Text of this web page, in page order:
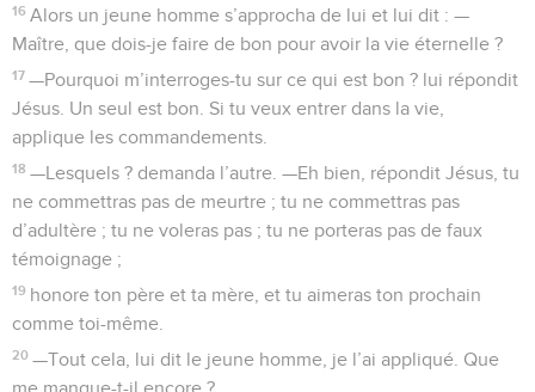
16 Alors un jeune homme s’approcha de lui et lui dit : —
Maître, que dois-je faire de bon pour avoir la vie éternelle ?
17 —Pourquoi m’interroges-tu sur ce qui est bon ? lui répondit
Jésus. Un seul est bon. Si tu veux entrer dans la vie,
applique les commandements.
18 —Lesquels ? demanda l’autre. —Eh bien, répondit Jésus, tu
ne commettras pas de meurtre ; tu ne commettras pas
d’adultère ; tu ne voleras pas ; tu ne porteras pas de faux
témoignage ;
19 honore ton père et ta mère, et tu aimeras ton prochain
comme toi-même.
20 —Tout cela, lui dit le jeune homme, je l’ai appliqué. Que
me manque-t-il encore ?